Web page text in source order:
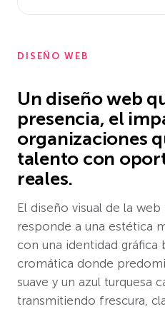
DISEÑO WEB
Un diseño web
presencia, el
organizaciones
talento con
reales.
El diseño visual de la
responde a una estética
con una identidad gráfica
cromática donde
suave y un azul turquesa
transmitiendo frescura,